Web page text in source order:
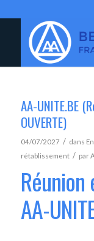
AA-UNITE.BE
OUVERTE)
04/07/2027 / dans
rétablissement / par
AA-